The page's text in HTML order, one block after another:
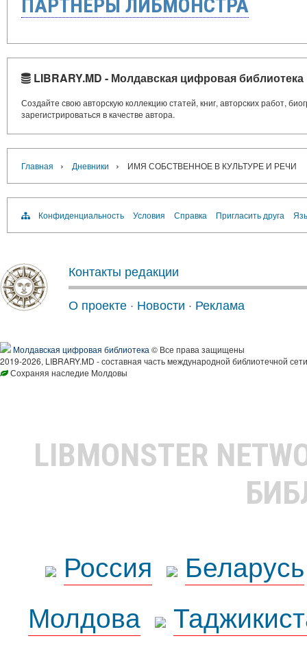
ПАРТНЁРЫ ЛИБМОНСТРА
LIBRARY.MD - Молдавская цифровая библиотека
Создайте свою авторскую коллекцию статей, книг, авторских работ,
зарегистрироваться в качестве автора.
Главная › Дневники › ИМЯ СОБСТВЕННОЕ В КУЛЬТУРЕ И РЕЧИ
Конфиденциальность Условия Справка Пригласить друга
Контакты редакции
О проекте · Новости · Реклама
Молдавская цифровая библиотека © Все права защищены
2019-2026, LIBRARY.MD - составная часть международной библиотечной
Сохраняя наследие Молдовы
LIBMONSTER
Россия
Беларусь
Молдова